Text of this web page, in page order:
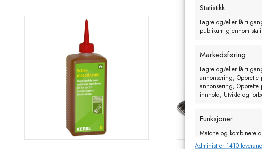
Statistikk
Lagre og/eller få
publikum gjennom
Markedsføring
Lagre og/eller få
annonsering, Opprette
annonsering, Opprette
innhold, Utvikle og
Funksjoner
Matche og kombinere
enheter basert på
Administrer 1410